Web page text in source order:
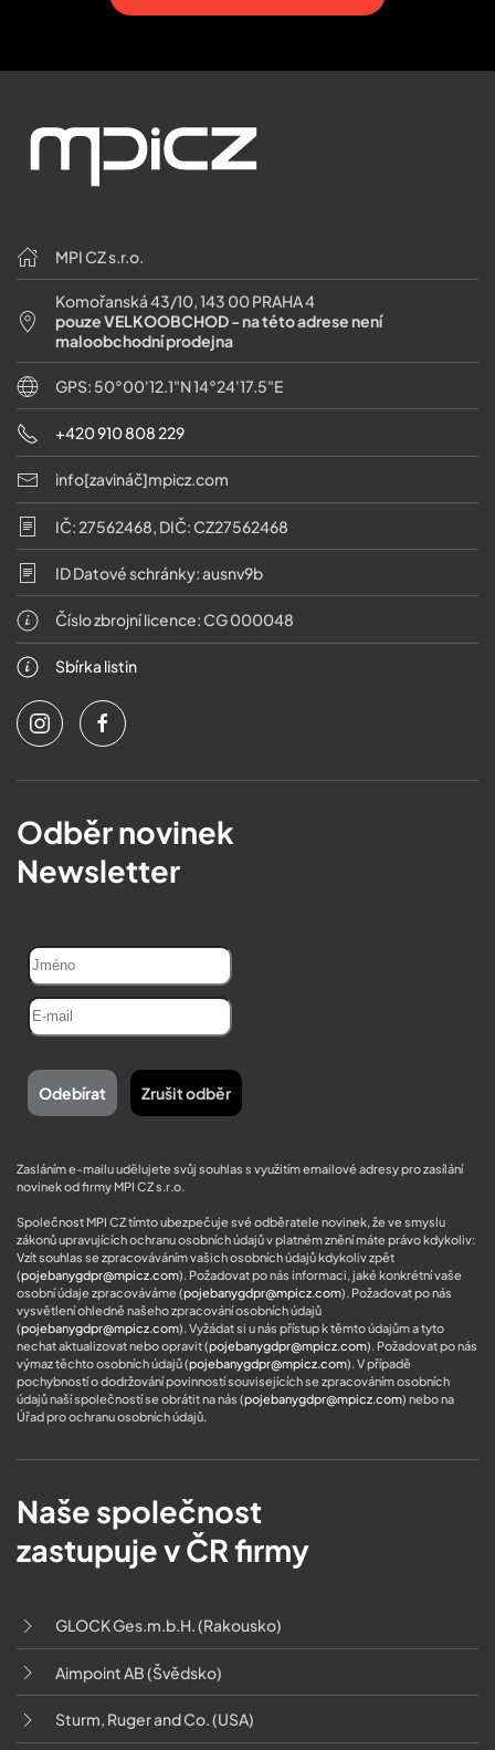
MPI CZ s.r.o.
Komořanská 43/10, 143 00 PRAHA 4
pouze VELKOOBCHOD - na této adrese není
maloobchodní prodejna
GPS: 50°00'12.1"N 14°24'17.5"E
+420 910 808 229
info[zavináč]mpicz.com
IČ: 27562468, DIČ: CZ27562468
ID Datové schránky: ausnv9b
Číslo zbrojní licence: CG 000048
Sbírka listin
Odběr novinek
Newsletter
Zasláním e-mailu udělujete svůj souhlas s využitím emailové adresy pro zasílání
novinek od firmy MPI CZ s.r.o.
Společnost MPI CZ tímto ubezpečuje své odběratele novinek, že ve smyslu
zákonů upravujících ochranu osobních údajů v platném znění máte právo kdykoliv:
Vzít souhlas se zpracováváním vašich osobních údajů kdykoliv zpět
(pojebanygdpr@mpicz.com). Požadovat po nás informaci, jaké konkrétní vaše
osobní údaje zpracováváme (pojebanygdpr@mpicz.com). Požadovat po nás
vysvětlení ohledně našeho zpracování osobních údajů
(pojebanygdpr@mpicz.com). Vyžádat si u nás přístup k těmto údajům a tyto
nechat aktualizovat nebo opravit (pojebanygdpr@mpicz.com). Požadovat po nás
výmaz těchto osobních údajů (pojebanygdpr@mpicz.com). V případě
pochybností o dodržování povinností souvisejících se zpracováním osobních
údajů naší společností se obrátit na nás (pojebanygdpr@mpicz.com) nebo na
Úřad pro ochranu osobních údajů.
Naše společnost
zastupuje v ČR firmy
GLOCK Ges.m.b.H. (Rakousko)
Aimpoint AB (Švědsko)
Sturm, Ruger and Co. (USA)